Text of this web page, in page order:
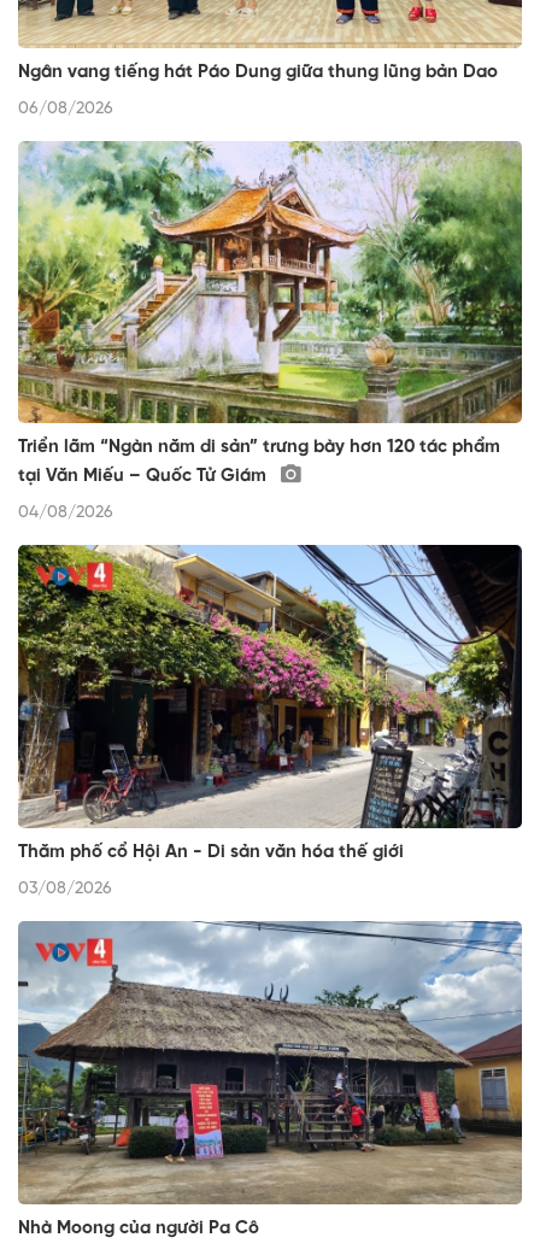
Ngân vang tiếng hát Páo Dung giữa thung lũng bản Dao
06/08/2026
Triển lãm “Ngàn năm di sản” trưng bày hơn 120 tác phẩm
tại Văn Miếu – Quốc Tử Giám
04/08/2026
Thăm phố cổ Hội An - Di sản văn hóa thế giới
03/08/2026
Nhà Moong của người Pa Cô